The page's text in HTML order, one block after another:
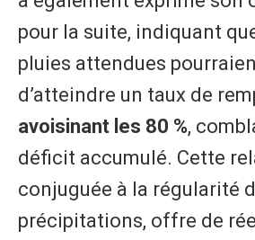
pour la suite, indiquant
pluies attendues
d’atteindre un taux de
avoisinant les 80 %,
déficit accumulé. Cette
conjuguée à la régularité
précipitations, offre de